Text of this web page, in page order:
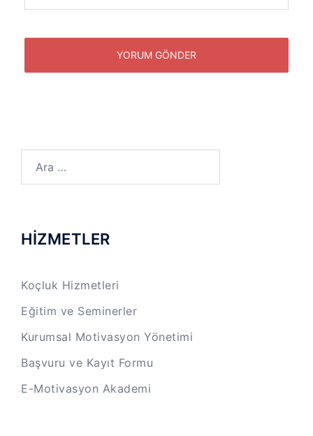
HİZMETLER
Koçluk Hizmetleri
Eğitim ve Seminerler
Kurumsal Motivasyon Yönetimi
Başvuru ve Kayıt Formu
E-Motivasyon Akademi